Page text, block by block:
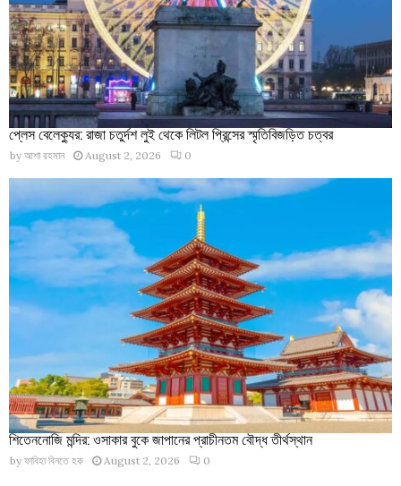
প্লেস বেলেক্যুর: রাজা চতুর্দশ লুই থেকে লিটল প্রিন্সের স্মৃতিবিজড়িত চত্বর
by আশা রহমান August 2, 2026 0
শিতেননোজি মন্দির: ওসাকার বুকে জাপানের প্রাচীনতম বৌদ্ধ তীর্থস্থান
by ফাবিহা বিনতে হক August 2, 2026 0